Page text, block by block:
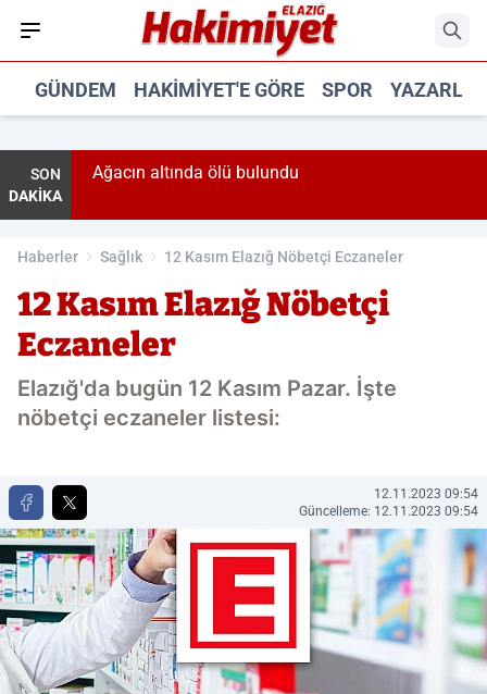
GÜNDEM HAKIMIYET'E GÖRE SPOR
SON
DAKİKA
Ağacın altında ölü bulundu
Haberler Sağlık 12 Kasım Elazığ Nöbetçi Eczaneler
12 Kasım Elazığ Nöbetçi
Eczaneler
Elazığ'da bugün 12 Kasım Pazar. İşte
nöbetçi eczaneler listesi:
12.11.2023 09:54
Güncelleme: 12.11.2023 09:54